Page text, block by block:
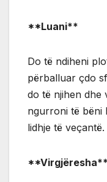
**Luani**
Do të ndiheni
përballuar çdo
do të njihen dhe
ngurroni të bëni
lidhje të veçantë.
**Virgjëresha**